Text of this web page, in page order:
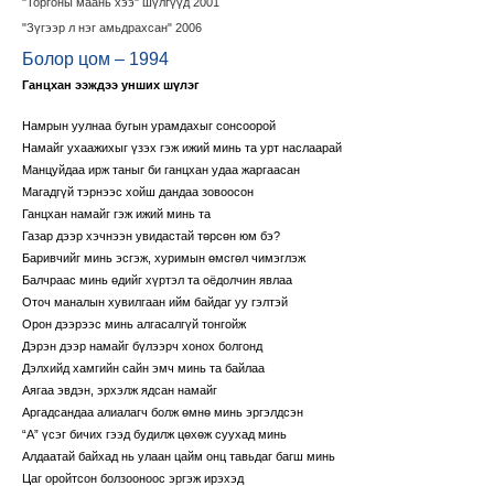
"Зүгээр л нэг амьдрахсан" 2006
Болор цом – 1994
Ганцхан ээждээ унших шүлэг
Намрын уулнаа бугын урамдахыг сонсоорой
Намайг ухаажихыг үзэх гэж ижий минь та урт наслаарай
Манцуйдаа ирж таныг би ганцхан удаа жаргаасан
Магадгүй тэрнээс хойш дандаа зовоосон
Ганцхан намайг гэж ижий минь та
Газар дээр хэчнээн увидастай төрсөн юм бэ?
Баривчийг минь эсгэж, хуримын өмсгөл чимэглэж
Балчраас минь өдийг хүртэл та оёдолчин явлаа
Оточ маналын хувилгаан ийм байдаг уу гэлтэй
Орон дээрээс минь алгасалгүй тонгойж
Дэрэн дээр намайг бүлээрч хонох болгонд
Дэлхийд хамгийн сайн эмч минь та байлаа
Аягаа эвдэн, эрхэлж ядсан намайг
Аргадсандаа алиалагч болж өмнө минь эргэлдсэн
“А” үсэг бичих гээд будилж цөхөж суухад минь
Алдаатай байхад нь улаан цайм онц тавьдаг багш минь
Цаг оройтсон болзооноос эргэж ирэхэд